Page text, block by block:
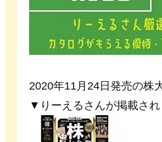
2020年11月24日発売の株
▼りーえるさんが掲載され